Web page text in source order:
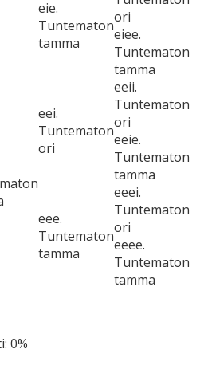
eie.
Tuntematon
tamma
ori
eiee.
Tuntematon
tamma
eei.
Tuntematon
ori
eeii.
Tuntematon
ori
eeie.
Tuntematon
tamma
eee.
Tuntematon
tamma
eeei.
Tuntematon
ori
eeee.
Tuntematon
tamma
0%